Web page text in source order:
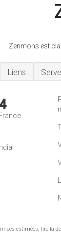
Zenmons est
Liens
estimées, lire la